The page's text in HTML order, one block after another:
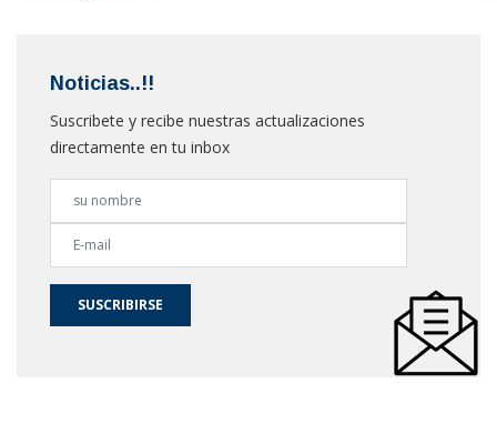
Noticias..!!
Suscribete y recibe nuestras actualizaciones
directamente en tu inbox
SUSCRIBIRSE